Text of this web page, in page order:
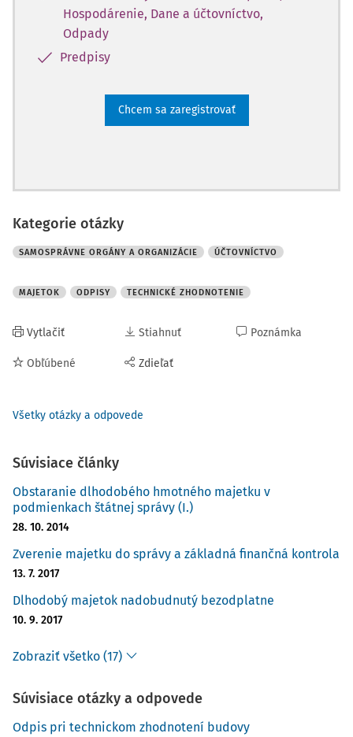
Hospodárenie, Dane a účtovníctvo,
Odpady
Predpisy
Chcem sa zaregistrovať
Kategorie otázky
SAMOSPRÁVNE ORGÁNY A ORGANIZÁCIE ÚČTOVNÍCTVO
MAJETOK ODPISY TECHNICKÉ ZHODNOTENIE
Vytlačiť
Obľúbené
Stiahnuť
Zdieľať
Poznámka
Všetky otázky a odpovede
Súvisiace články
Obstaranie dlhodobého hmotného majetku v
podmienkach štátnej správy (I.)
28. 10. 2014
Zverenie majetku do správy a základná finančná kontrola
13. 7. 2017
Dlhodobý majetok nadobudnutý bezodplatne
10. 9. 2017
Zobraziť všetko (17)
Súvisiace otázky a odpovede
Odpis pri technickom zhodnotení budovy